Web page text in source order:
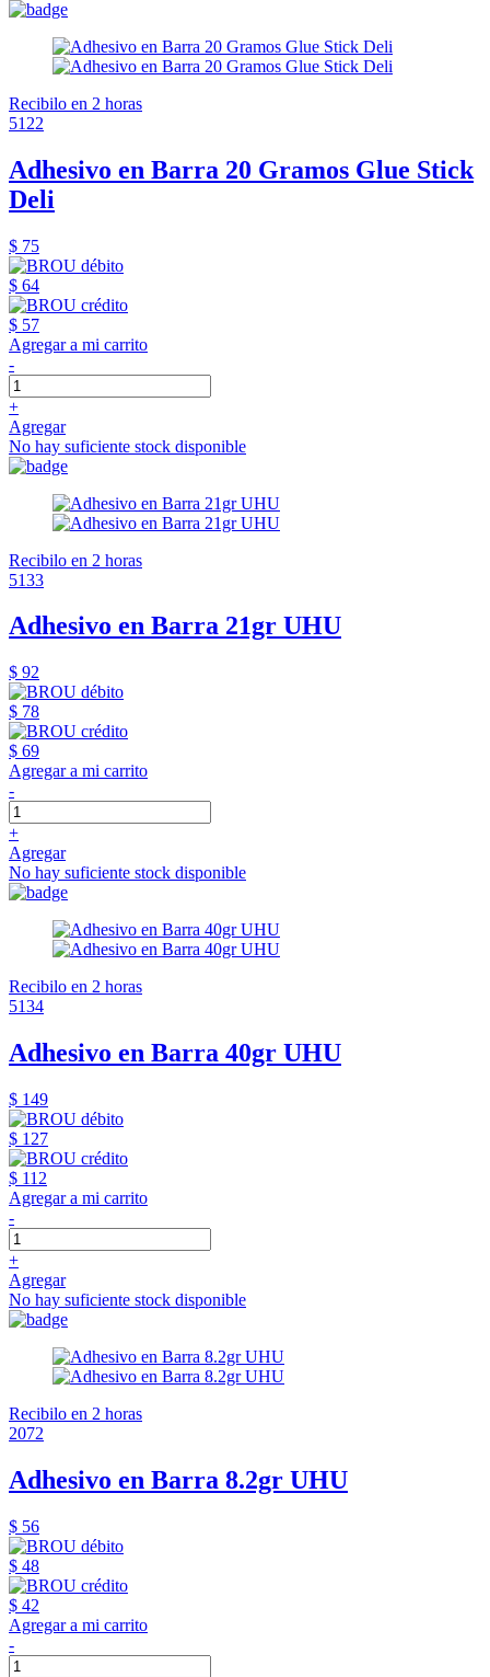
Recibilo en 2 horas
5122
Adhesivo en Barra 20 Gramos Glue Stick
Deli
$ 75
$ 64
$ 57
Agregar a mi carrito
-
+
Agregar
No hay suficiente stock disponible
Recibilo en 2 horas
5133
Adhesivo en Barra 21gr UHU
$ 92
$ 78
$ 69
Agregar a mi carrito
-
+
Agregar
No hay suficiente stock disponible
Recibilo en 2 horas
5134
Adhesivo en Barra 40gr UHU
$ 149
$ 127
$ 112
Agregar a mi carrito
-
+
Agregar
No hay suficiente stock disponible
Recibilo en 2 horas
2072
Adhesivo en Barra 8.2gr UHU
$ 56
$ 48
$ 42
Agregar a mi carrito
-